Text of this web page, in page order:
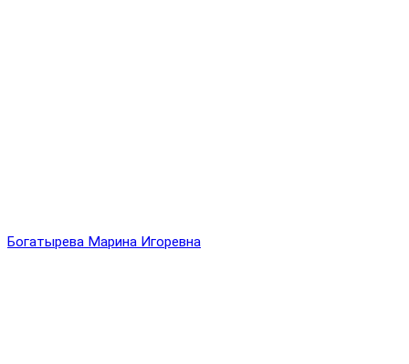
Богатырева Марина Игоревна